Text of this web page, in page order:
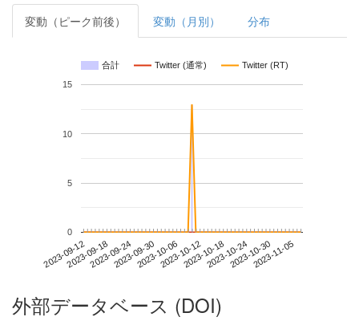
変動（ピーク前後） 変動（月別） 分布
合計 Twitter (通常) Twitter (RT)
2023-09-122023-09-182023-09-242023-09-302023-10-062023-10-122023-10-182023-10-242023-10-302023-11-05
0
5
10
15
外部データベース (DOI)